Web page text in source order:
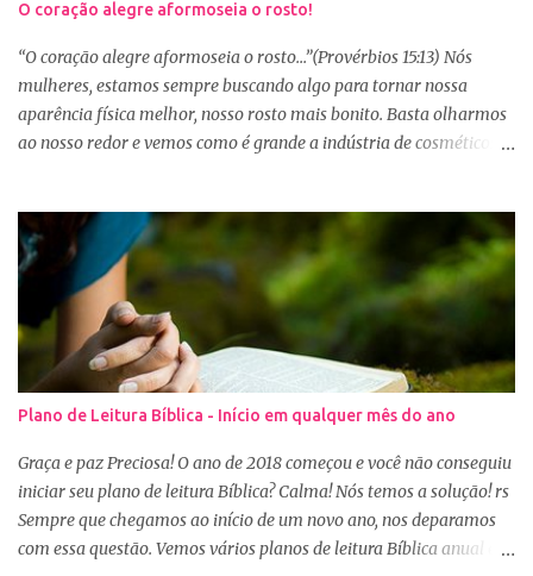
O coração alegre aformoseia o rosto!
“O coração alegre aformoseia o rosto...”(Provérbios 15:13) Nós
mulheres, estamos sempre buscando algo para tornar nossa
aparência física melhor, nosso rosto mais bonito. Basta olharmos
ao nosso redor e vemos como é grande a indústria de cosméticos e
se maquiar e testam produtos. Não é errado gostar de se cuidar e
buscar conhecimento de como ficar mais bonita e atraente. Eu
também gosto de maquiagem e dicas de beleza, no entanto,
precisamos cuidar primeiramente da nossa beleza interior. A
verdade é que, muitas de nós buscamos de forma desenfreada
ficarmos mais bonitas por fora tentando nos afirmar, e mostrar
que temos algum valor, porque nossos corações estão cheios de
amargura e traumas causados por situações que vivenciamos. O
Sábio rei Salomão nós dá uma dica de beleza no livro de
Provérbios dizendo que o coração alegre aformoseia o rosto. A
alegr...
Plano de Leitura Bíblica - Início em qualquer mês do ano
Graça e paz Preciosa! O ano de 2018 começou e você não conseguiu
iniciar seu plano de leitura Bíblica? Calma! Nós temos a solução! rs
Sempre que chegamos ao início de um novo ano, nos deparamos
com essa questão. Vemos vários planos de leitura Bíblica anual e